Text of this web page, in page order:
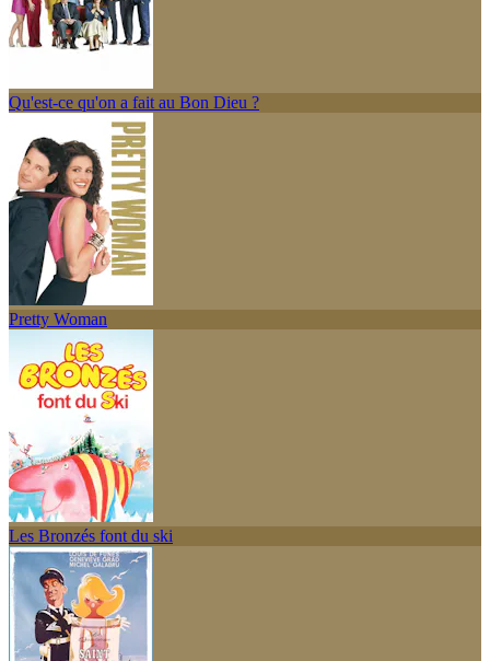
Qu'est-ce qu'on a fait au Bon Dieu ?
Pretty Woman
Les Bronzés font du ski